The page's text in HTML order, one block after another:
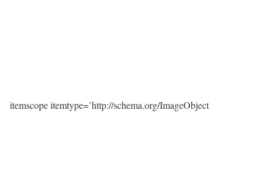
itemscope itemtype=’http://schema.org/ImageObject